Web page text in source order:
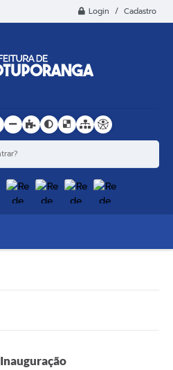
Login / Cadastro
Inauguração